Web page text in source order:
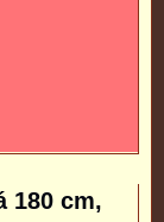
180 cm,